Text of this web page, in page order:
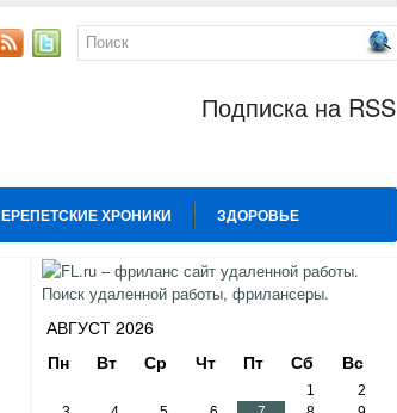
Подписка на RSS
ЕРЕПЕТСКИЕ ХРОНИКИ ЗДОРОВЬЕ
ОТНОШЕНИЯ СПОРТ ТВИТТЕР
АВГУСТ 2026
Пн
Вт Ср Чт Пт Сб Вс
1
2